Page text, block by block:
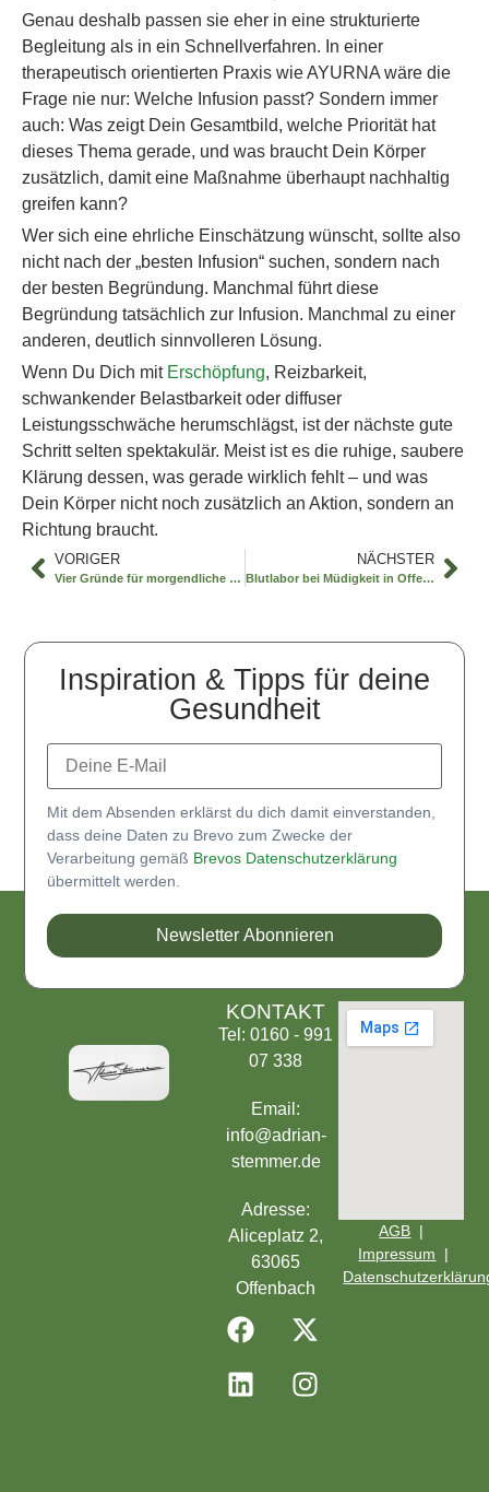
Genau deshalb passen sie eher in eine strukturierte
Begleitung als in ein Schnellverfahren. In einer
therapeutisch orientierten Praxis wie AYURNA wäre die
Frage nie nur: Welche Infusion passt? Sondern immer
auch: Was zeigt Dein Gesamtbild, welche Priorität hat
dieses Thema gerade, und was braucht Dein Körper
zusätzlich, damit eine Maßnahme überhaupt nachhaltig
greifen kann?
Wer sich eine ehrliche Einschätzung wünscht, sollte also
nicht nach der „besten Infusion“ suchen, sondern nach
der besten Begründung. Manchmal führt diese
Begründung tatsächlich zur Infusion. Manchmal zu einer
anderen, deutlich sinnvolleren Lösung.
Wenn Du Dich mit Erschöpfung, Reizbarkeit,
schwankender Belastbarkeit oder diffuser
Leistungsschwäche herumschlägst, ist der nächste gute
Schritt selten spektakulär. Meist ist es die ruhige, saubere
Klärung dessen, was gerade wirklich fehlt – und was
Dein Körper nicht noch zusätzlich an Aktion, sondern an
Richtung braucht.
VORIGER
Vier Gründe für morgendliche Erschöpfung
NÄCHSTER
Blutlabor bei Müdigkeit in Offenbach
Inspiration & Tipps für deine
Gesundheit
Mit dem Absenden erklärst du dich damit einverstanden,
dass deine Daten zu Brevo zum Zwecke der
Verarbeitung gemäß Brevos Datenschutzerklärung
übermittelt werden.
Newsletter Abonnieren
KONTAKT
Tel: 0160 - 991
07 338
Email:
info@adrian-
stemmer.de
Adresse:
Aliceplatz 2,
63065
Offenbach
AGB |
Impressum |